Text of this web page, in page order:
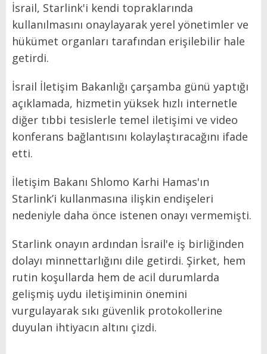
İsrail, Starlink'i kendi topraklarında
kullanılmasını onaylayarak yerel yönetimler ve
hükümet organları tarafından erişilebilir hale
getirdi.
İsrail İletişim Bakanlığı çarşamba günü yaptığı
açıklamada, hizmetin yüksek hızlı internetle
diğer tıbbi tesislerle temel iletişimi ve video
konferans bağlantısını kolaylaştıracağını ifade
etti.
İletişim Bakanı Shlomo Karhi Hamas'ın
Starlink’i kullanmasına ilişkin endişeleri
nedeniyle daha önce istenen onayı vermemişti.
Starlink onayın ardından İsrail'e iş birliğinden
dolayı minnettarlığını dile getirdi. Şirket, hem
rutin koşullarda hem de acil durumlarda
gelişmiş uydu iletişiminin önemini
vurgulayarak sıkı güvenlik protokollerine
duyulan ihtiyacın altını çizdi.